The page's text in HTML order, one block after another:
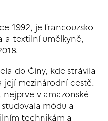
1992, je francouzsko-
a textilní umělkyně,
do Číny, kde strávila
její mezinárodní cestě.
nejprve v amazonské
módu a
technikám a